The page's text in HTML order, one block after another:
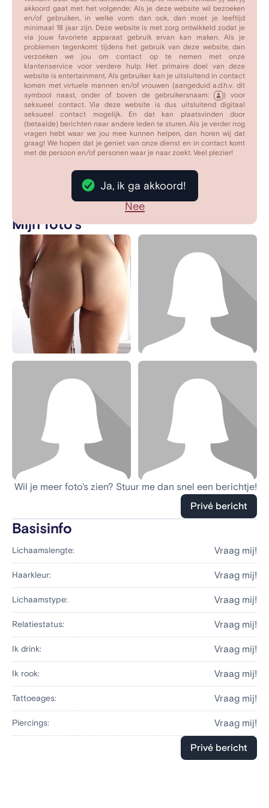
akkoord gaat met het volgende: Als je deze website wil bezoeken
en/of gebruiken, in welke vorm dan ook, dan moet je leeftijd
minimaal 18 jaar zijn. Deze website is met zorg ontwikkeld zodat je
via jouw favoriete apparaat gebruik ervan kan maken. Als je
problemen tegenkomt tijdens het gebruik van deze website, dan
verzoeken we jou om contact op te nemen met onze
klantenservice voor verdere hulp. Het primaire doel van deze
website is entertainment. Als gebruiker kan je uitsluitend in contact
komen met virtuele mannen en/of vrouwen (aangeduid a.d.h.v. dit
symbool naast, onder of boven de gebruikersnaam:
) voor
seksueel contact. Via deze website is dus uitsluitend digitaal
seksueel contact mogelijk. En dat kan plaatsvinden door
(betaalde) berichten naar andere leden te sturen. Als je verder nog
vragen hebt waar we jou mee kunnen helpen, dan horen wij dat
graag! We hopen dat je geniet van onze dienst en in contact komt
met de persoon en/of personen waar je naar zoekt. Veel plezier!
Ja, ik ga akkoord!
Nee
parkeerplaats,... geneukt te worden maar dat is wel een
van mijn grootste fantasieën.
Liefst nog door een vreemde man.
Begrijp me niet verkeerd maar ik zou wel eens graag
verkracht willen worden. In de zin van hard geneukt te
worden en weerloos te zijn.
Ik kan dat toch niet vragen aan mijn man want dan komt
het niet meer aan als een verassing.
Breng ik je al op ideeën voor onze eerste keer?
Privé bericht
Mijn foto's
Wil je meer foto's zien? Stuur me dan snel een berichtje!
Privé bericht
Basisinfo
Lichaamslengte: Vraag mij!
Haarkleur: Vraag mij!
Lichaamstype: Vraag mij!
Relatiestatus: Vraag mij!
Ik drink: Vraag mij!
Ik rook: Vraag mij!
Tattoeages: Vraag mij!
Piercings: Vraag mij!
Privé bericht